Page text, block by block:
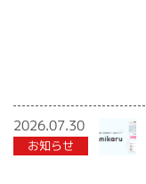
2026.07.30
お知らせ